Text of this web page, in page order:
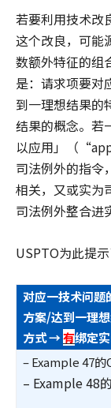
若要利用技术改
这个改良，可
数额外特征的组
是：请求项要对
到一理想结果的
结果的概念。若
以应用」（
司法例外的指令
相关，又或实为
司法例外整合进
USPTO为此提
对应一技术问题
方案/达到一理
方式 →有绑定
– Example 47的
– Example 48